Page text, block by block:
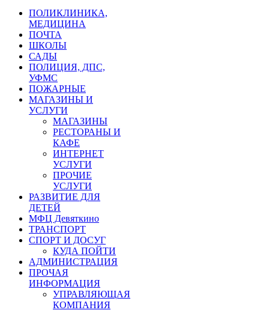
ПОЛИКЛИНИКА,
МЕДИЦИНА
ПОЧТА
ШКОЛЫ
САДЫ
ПОЛИЦИЯ, ДПС,
УФМС
ПОЖАРНЫЕ
МАГАЗИНЫ И
УСЛУГИ
МАГАЗИНЫ
РЕСТОРАНЫ И
КАФЕ
ИНТЕРНЕТ
УСЛУГИ
ПРОЧИЕ
УСЛУГИ
РАЗВИТИЕ ДЛЯ
ДЕТЕЙ
МФЦ Девяткино
ТРАНСПОРТ
СПОРТ И ДОСУГ
КУДА ПОЙТИ
АДМИНИСТРАЦИЯ
ПРОЧАЯ
ИНФОРМАЦИЯ
УПРАВЛЯЮЩАЯ
КОМПАНИЯ